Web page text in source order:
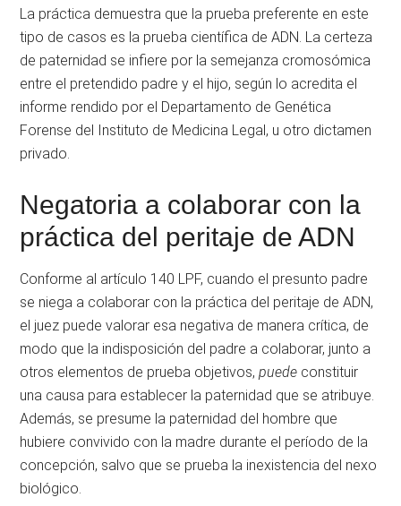
La práctica demuestra que la prueba preferente en este
tipo de casos es la prueba científica de ADN. La certeza
de paternidad se infiere por la semejanza cromosómica
entre el pretendido padre y el hijo, según lo acredita el
informe rendido por el Departamento de Genética
Forense del Instituto de Medicina Legal, u otro dictamen
privado.
Negatoria a colaborar con la
práctica del peritaje de ADN
Conforme al artículo 140 LPF, cuando el presunto padre
se niega a colaborar con la práctica del peritaje de ADN,
el juez puede valorar esa negativa de manera crítica, de
modo que la indisposición del padre a colaborar, junto a
otros elementos de prueba objetivos,puede constituir
una causa para establecer la paternidad que se atribuye.
Además, se presume la paternidad del hombre que
hubiere convivido con la madre durante el período de la
concepción, salvo que se prueba la inexistencia del nexo
biológico.